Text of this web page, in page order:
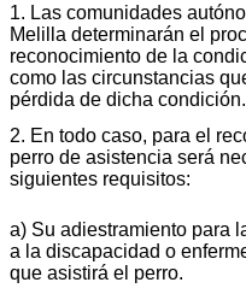
1. Las comunidades
Melilla determinarán el
reconocimiento de la
como las circunstancias
pérdida de dicha condición.
2. En todo caso, para el
perro de asistencia será
siguientes requisitos:
a) Su adiestramiento para
a la discapacidad o
que asistirá el perro.